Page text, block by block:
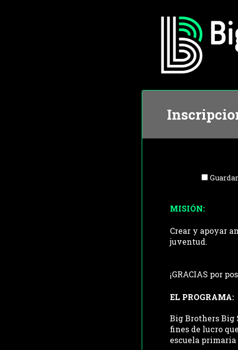
MISIÓN:
Crear y apoyar
juventud.
¡GRACIAS por
EL PROGRAMA:
Big Brothers Big
fines de lucro
escuela primaria